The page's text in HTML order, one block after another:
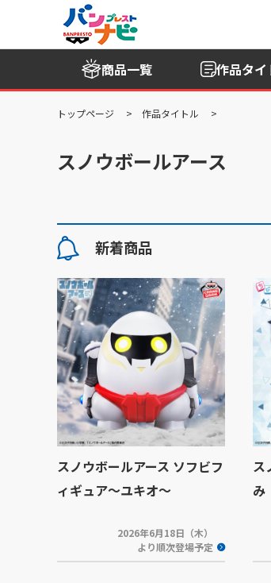
商品一覧 作品タイ
トップページ 作品タイトル
スノウボールアース
新着商品
スノウボールアース ソフビフ
ィギュア～ユキオ～
2026年6月18日（木）
より順次登場予定
ス
み